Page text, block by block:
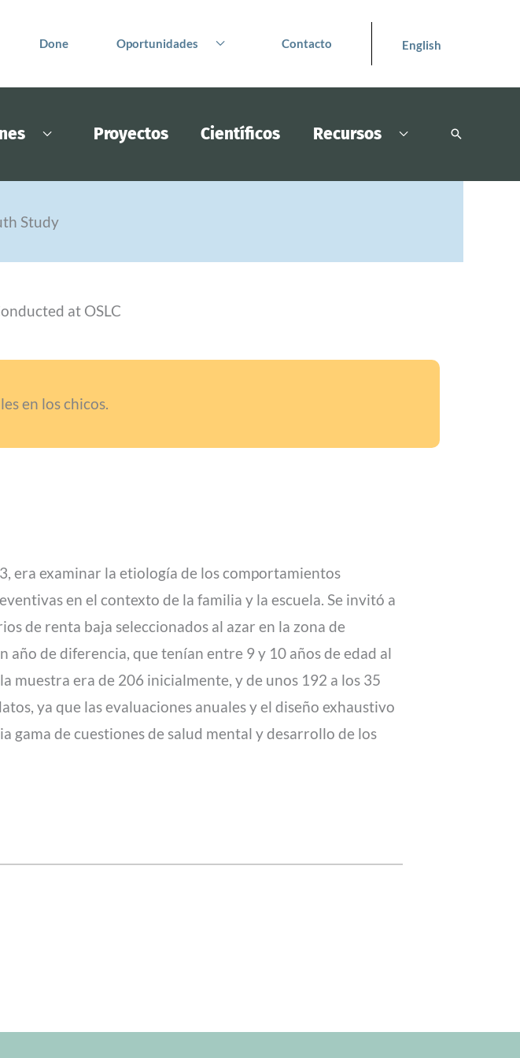
Done Oportunidades Contacto English
Proyectos Científicos Recursos Buscar
Study
at OSLC
en los chicos.
era examinar la etiología de los comportamientos
en el contexto de la familia y la escuela. Se invitó a
de renta baja seleccionados al azar en la zona de
de diferencia, que tenían entre 9 y 10 años de edad al
muestra era de 206 inicialmente, y de unos 192 a los 35
ya que las evaluaciones anuales y el diseño exhaustivo
de cuestiones de salud mental y desarrollo de los